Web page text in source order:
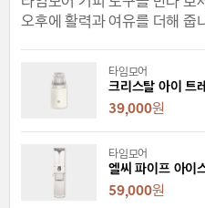
오후에 활력과 여유를 더해 줍
타임모어
크리스탈 아이 트
39,000원
타임모어
엘씨 파이프 아이
59,000원